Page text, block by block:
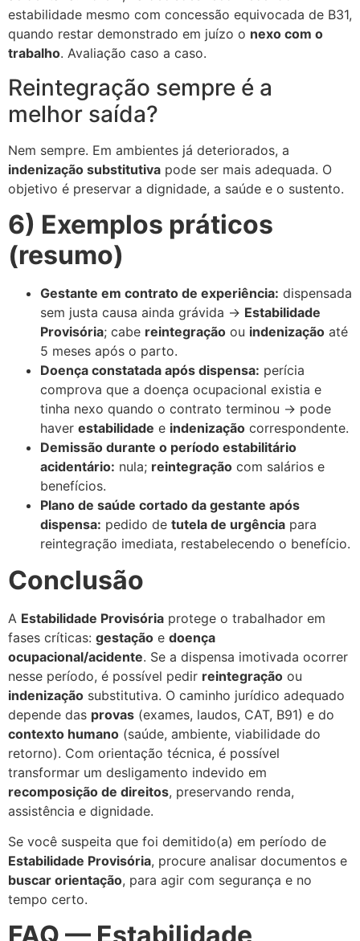
estabilidade mesmo com concessão equivocada de B31,
quando restar demonstrado em juízo o nexo com o
trabalho. Avaliação caso a caso.
Reintegração sempre é a
melhor saída?
Nem sempre. Em ambientes já deteriorados, a
indenização substitutiva pode ser mais adequada. O
objetivo é preservar a dignidade, a saúde e o sustento.
6) Exemplos práticos
(resumo)
Gestante em contrato de experiência: dispensada
sem justa causa ainda grávida → Estabilidade
Provisória; cabe reintegração ou indenização até
5 meses após o parto.
Doença constatada após dispensa: perícia
comprova que a doença ocupacional existia e
tinha nexo quando o contrato terminou → pode
haver estabilidade e indenização correspondente.
Demissão durante o período estabilitário
acidentário: nula; reintegração com salários e
benefícios.
Plano de saúde cortado da gestante após
dispensa: pedido de tutela de urgência para
reintegração imediata, restabelecendo o benefício.
Conclusão
A Estabilidade Provisória protege o trabalhador em
fases críticas: gestação e doença
ocupacional/acidente. Se a dispensa imotivada ocorrer
nesse período, é possível pedir reintegração ou
indenização substitutiva. O caminho jurídico adequado
depende das provas (exames, laudos, CAT, B91) e do
contexto humano (saúde, ambiente, viabilidade do
retorno). Com orientação técnica, é possível
transformar um desligamento indevido em
recomposição de direitos, preservando renda,
assistência e dignidade.
Se você suspeita que foi demitido(a) em período de
Estabilidade Provisória, procure analisar documentos e
buscar orientação, para agir com segurança e no
tempo certo.